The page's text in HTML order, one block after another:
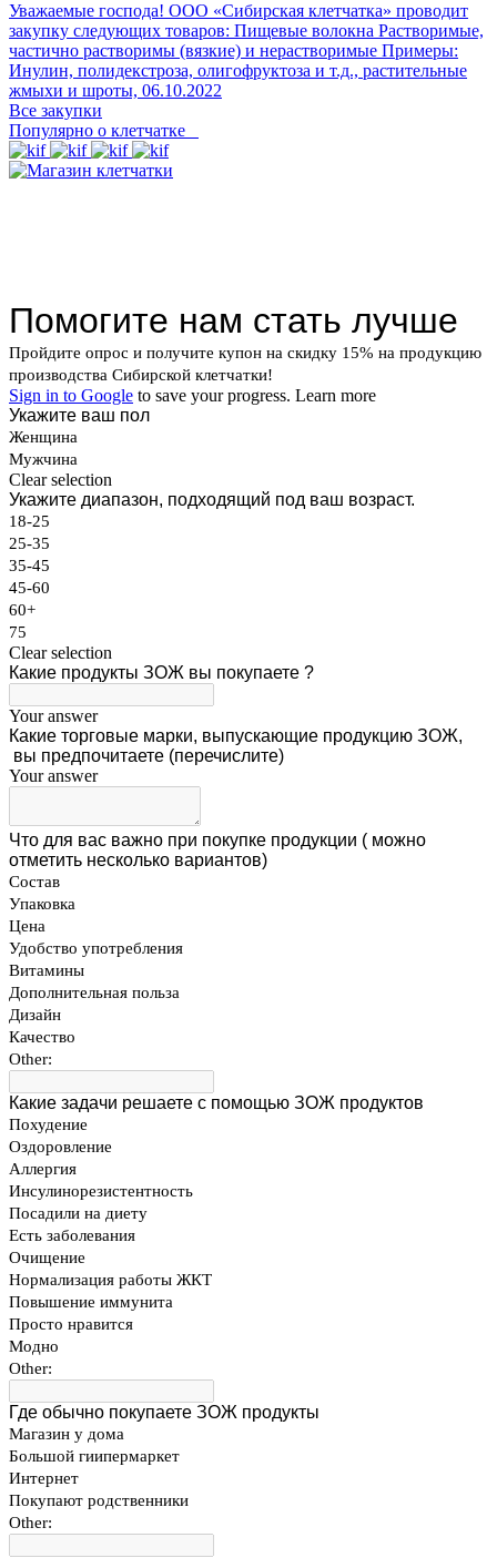
Уважаемые господа! ООО «Сибирская клетчатка» проводит
закупку следующих товаров: Пищевые волокна Растворимые,
частично растворимы (вязкие) и нерастворимые Примеры:
Инулин, полидекстроза, олигофруктоза и т.д., растительные
жмыхи и шроты, 06.10.2022
Все закупки
Популярно о клетчатке